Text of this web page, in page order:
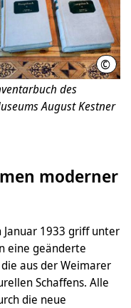
©
des
August Kestner
moderner
1933 griff unter
eine geänderte
aus der Weimarer
Schaffens. Alle
die neue